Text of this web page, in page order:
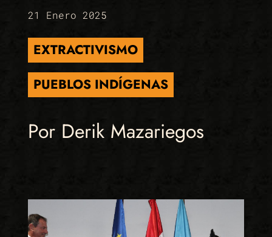
21 Enero 2025
EXTRACTIVISMO
PUEBLOS INDÍGENAS
Por Derik Mazariegos